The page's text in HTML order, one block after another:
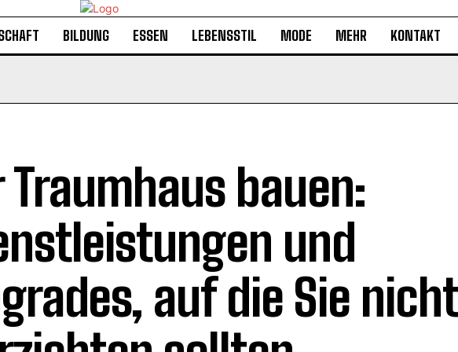
BILDUNG ESSEN LEBENSSTIL MODE MEHR KONTAKT
Traumhaus bauen:
und
auf die Sie nicht